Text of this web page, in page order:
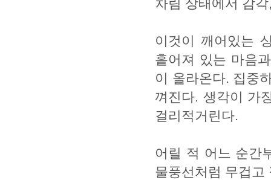
차림 상태에서 감
이것이 깨어있는
흩어져 있는 마음
이 올라온다. 집중
껴진다. 생각이 가
걸리적거린다.
어릴 적 어느 순간
물풍선처럼 무겁고